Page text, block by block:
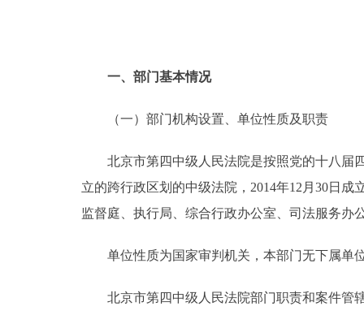
一、部门基本情况
（一）部门机构设置、单位性质及职责
北京市第四中级人民法院是按照党的十八届四
立的跨行政区划的中级法院，2014年12月30日
监督庭、执行局、综合行政办公室、司法服务办
单位性质为国家审判机关，本部门无下属单
北京市第四中级人民法院部门职责和案件管辖